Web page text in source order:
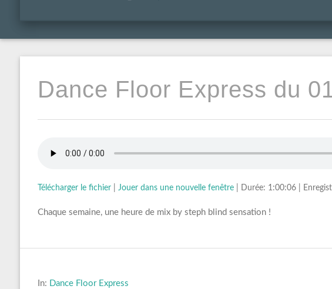
Dance Floor Express du
Télécharger le fichier| Jouer dans une nouvelle fenêtre| Durée: 1:00:06|
Chaque semaine, une heure de mix by steph blind sensation !
In: Dance Floor Express